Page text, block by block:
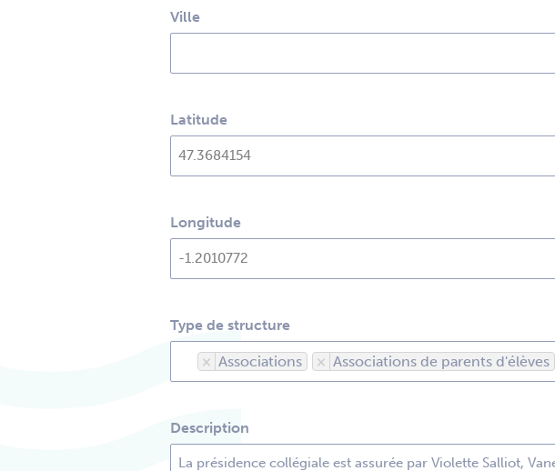
Ville
Latitude
Longitude
Type de structure
× Associations × Associations de parents d'élèves
Description